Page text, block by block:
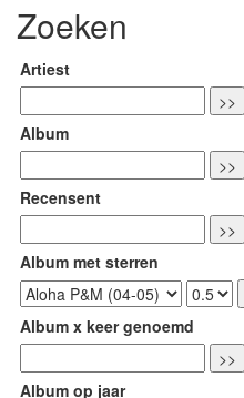
Zoeken
Artiest
Album
Recensent
Album met sterren
Album x keer genoemd
Album op jaar